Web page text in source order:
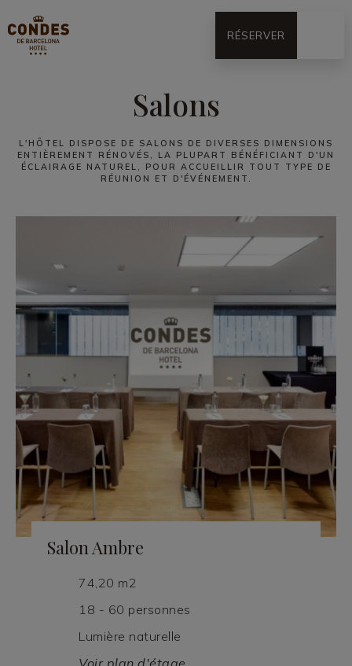
RÉSERVER
Salons
L'HÔTEL DISPOSE DE SALONS DE DIVERSES DIMENSIONS
ENTIÈREMENT RÉNOVÉS, LA PLUPART BÉNÉFICIANT D'UN
ÉCLAIRAGE NATUREL, POUR ACCUEILLIR TOUT TYPE DE
RÉUNION ET D'ÉVÉNEMENT.
Salon Ambre
74,20 m2
18 - 60 personnes
Lumière naturelle
Voir plan d'étage